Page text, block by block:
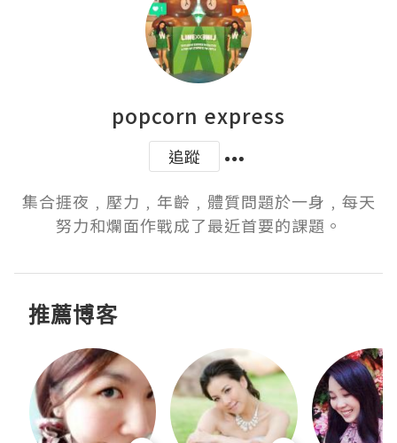
popcorn express
追蹤
集合捱夜﹐壓力﹐年齡﹐體質問題於一身﹐每天
努力和爛面作戰成了最近首要的課題。
推薦博客